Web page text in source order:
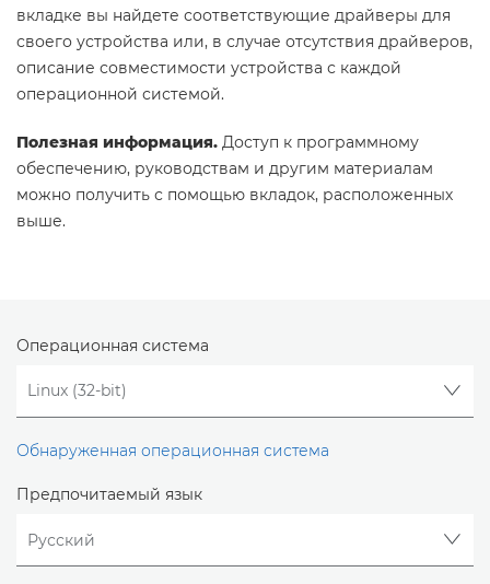
вкладке вы найдете соответствующие драйверы для
своего устройства или, в случае отсутствия драйверов,
описание совместимости устройства с каждой
операционной системой.
Полезная информация. Доступ к программному
обеспечению, руководствам и другим материалам
можно получить с помощью вкладок, расположенных
выше.
Операционная система
Обнаруженная операционная система
Предпочитаемый язык